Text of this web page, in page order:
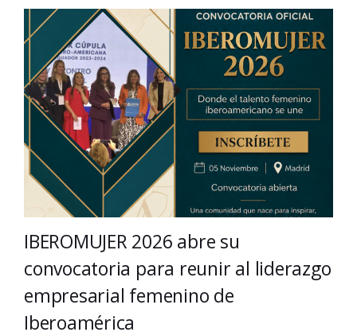
IBEROMUJER 2026 abre su
convocatoria para reunir al liderazgo
empresarial femenino de
Iberoamérica